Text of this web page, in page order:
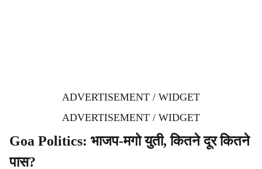
ADVERTISEMENT / WIDGET
ADVERTISEMENT / WIDGET
Goa Politics: भाजप-मगो युती, कितने दूर कितने
पास?